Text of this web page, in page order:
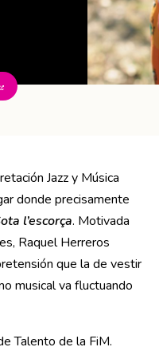
Abre en nueva ventana
Jazz y Música
donde precisamente
l’escorça. Motivada
Raquel Herreros
que la de vestir
musical va fluctuando
Talento de la FiM.